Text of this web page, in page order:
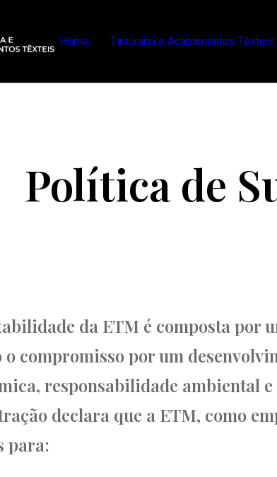
Home Tinturaria e Acabamentos Têxteis
Política de
da ETM é composta por
o compromisso por um
responsabilidade ambiental
declara que a ETM, como
para: